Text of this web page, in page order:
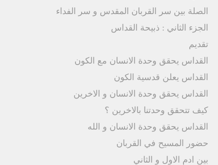
الصلة بين سر القربان المقدس و سر الفداء
الجزء الثاني : ذبيحة القداس
تقديم
القداس يحقق وحدة الانسان مع الكون
القداس يعلن قدسية الكون
القداس يحقق وحدة الانسان و الاخرين
كيف تتحقق وحدتنا بالاخرين ؟
القداس يحقق وحدة الانسان و الله
حضور المسيح في القربان
بين ادم الاول و الثاني